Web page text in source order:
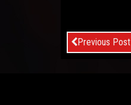
Previous Post